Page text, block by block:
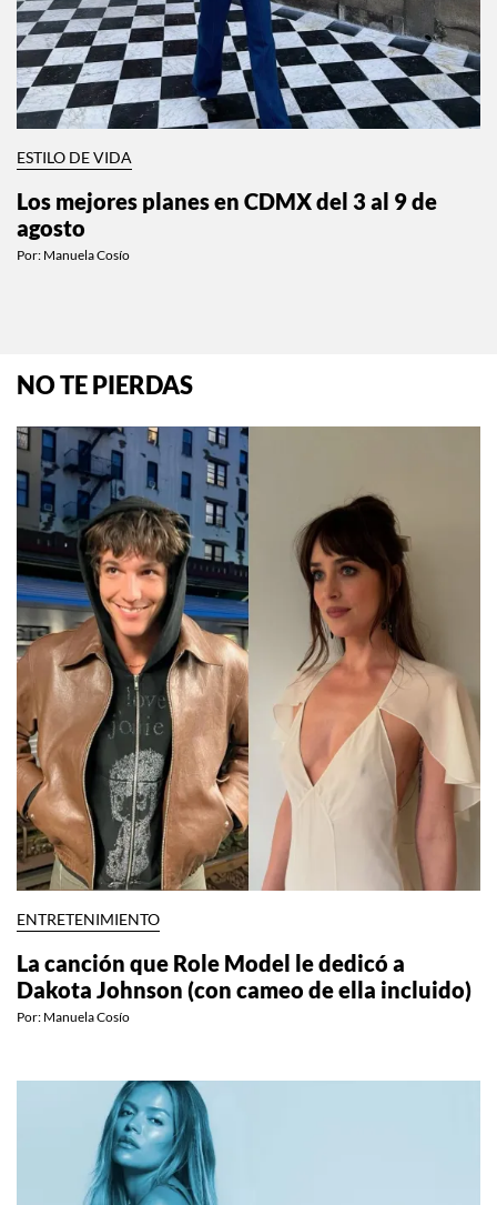
ESTILO DE VIDA
Los mejores planes en CDMX del 3 al 9 de
agosto
Por: Manuela Cosío
NO TE PIERDAS
ENTRETENIMIENTO
La canción que Role Model le dedicó a
Dakota Johnson (con cameo de ella incluido)
Por: Manuela Cosío